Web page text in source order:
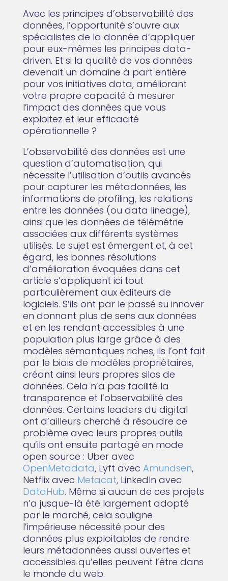
Avec les principes d’observabilité des
données, l’opportunité s’ouvre aux
spécialistes de la donnée d’appliquer
pour eux-mêmes les principes data-
driven. Et si la qualité de vos données
devenait un domaine à part entière
pour vos initiatives data, améliorant
votre propre capacité à mesurer
l’impact des données que vous
exploitez et leur efficacité
opérationnelle ?
L’observabilité des données est une
question d’automatisation, qui
nécessite l’utilisation d’outils avancés
pour capturer les métadonnées, les
informations de profiling, les relations
entre les données (ou data lineage),
ainsi que les données de télémétrie
associées aux différents systèmes
utilisés. Le sujet est émergent et, à cet
égard, les bonnes résolutions
d’amélioration évoquées dans cet
article s’appliquent ici tout
particulièrement aux éditeurs de
logiciels. S’ils ont par le passé su innover
en donnant plus de sens aux données
et en les rendant accessibles à une
population plus large grâce à des
modèles sémantiques riches, ils l’ont fait
par le biais de modèles propriétaires,
créant ainsi leurs propres silos de
données. Cela n’a pas facilité la
transparence et l’observabilité des
données. Certains leaders du digital
ont d’ailleurs cherché à résoudre ce
problème avec leurs propres outils
qu’ils ont ensuite partagé en mode
open source : Uber avec
OpenMetadata, Lyft avec Amundsen,
Netflix avec Metacat, LinkedIn avec
DataHub. Même si aucun de ces projets
n’a jusque-là été largement adopté
par le marché, cela souligne
l’impérieuse nécessité pour des
données plus exploitables de rendre
leurs métadonnées aussi ouvertes et
accessibles qu’elles peuvent l’être dans
le monde du web.